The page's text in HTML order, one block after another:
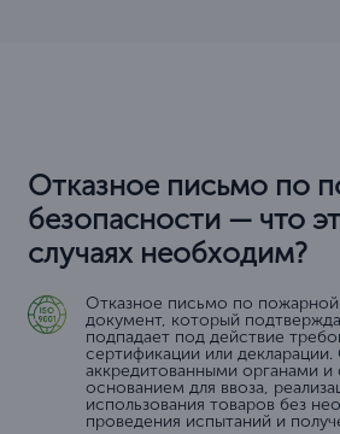
Отказное письмо по
безопасности — что
случаях необходим?
Отказное письмо по
документ, который
подпадает под действие
сертификации или
аккредитованными органами
основанием для ввоза,
использования товаров без
проведения испытаний и